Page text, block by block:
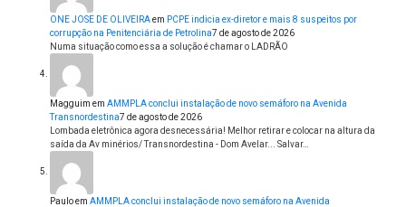
ONE JOSE DE OLIVEIRAem PCPE indicia ex-diretor e mais 8 suspeitos por
corrupção na Penitenciária de Petrolina7 de agosto de 2026
Numa situação como essa a solução é chamar o LADRÃO
Magguim em AMMPLA conclui instalação de novo semáforo na Avenida
Transnordestina7 de agosto de 2026
Lombada eletrônica agora desnecessária! Melhor retirar e colocar na altura da
saída da Av minérios/ Transnordestina - Dom Avelar... Salvar…
Pauloem AMMPLA conclui instalação de novo semáforo na Avenida